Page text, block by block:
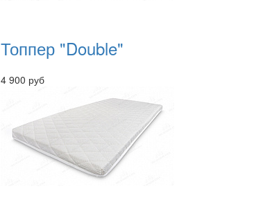
Топпер "Double"
4 900 руб